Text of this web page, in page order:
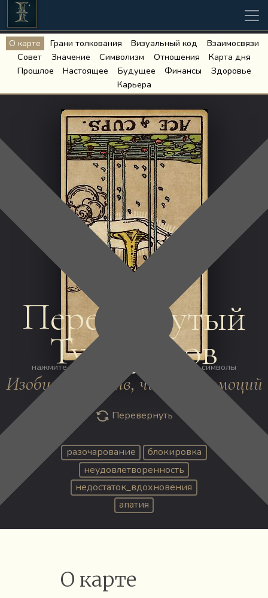
О карте Грани толкования Визуальный код
Взаимосвязи
Совет
Значение Символизм Отношения
Карта дня
Прошлое
Настоящее Будущее Финансы
Здоровье
Карьера
нажмите на изображение, чтобы открыть символы
Перевёрнутый
Туз Кубков
Изобилие чувств, чистота эмоций
Перевернуть
разочарование
блокировка
неудовлетворенность
недостаток_вдохновения
апатия
О карте